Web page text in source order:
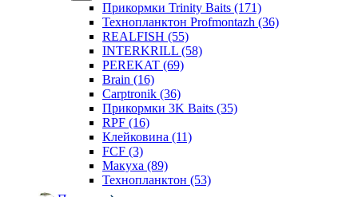
Прикормки Trinity Baits (171)
Технопланктон Profmontazh (36)
REALFISH (55)
INTERKRILL (58)
PEREKAT (69)
Brain (16)
Carptronik (36)
Прикормки 3K Baits (35)
RPF (16)
Клейковина (11)
FCF (3)
Макуха (89)
Технопланктон (53)